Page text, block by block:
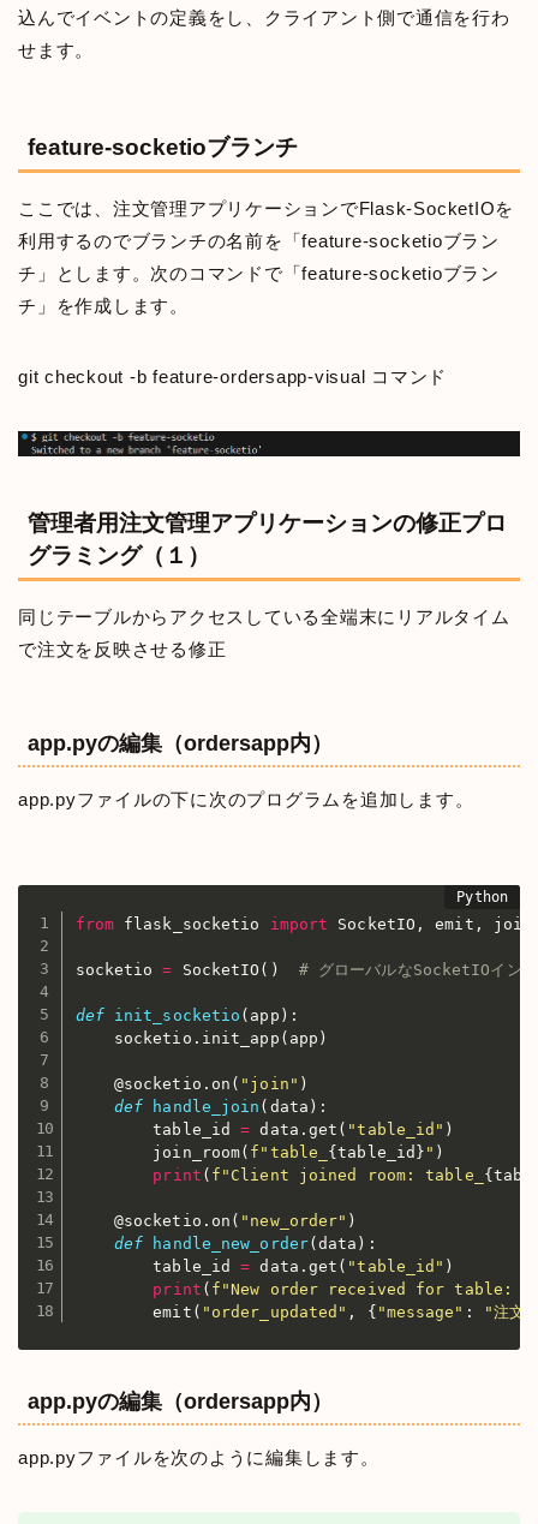
込んでイベントの定義をし、クライアント側で通信を行わ
せます。
feature-socketioブランチ
ここでは、注文管理アプリケーションでFlask-SocketIOを
利用するのでブランチの名前を「feature-socketioブラン
チ」とします。次のコマンドで「feature-socketioブラン
チ」を作成します。
git checkout -b feature-ordersapp-visual コマンド
管理者用注文管理アプリケーションの修正プロ
グラミング（１）
同じテーブルからアクセスしている全端末にリアルタイム
で注文を反映させる修正
app.pyの編集（ordersapp内）
app.pyファイルの下に次のプログラムを追加します。
from flask_socketio import SocketIO , emit ,
socketio = SocketIO ( ) # グローバルなSocketIOインス
def init_socketio ( app ) :
    socketio
. init_app ( app )
    @socketio
. on ( "join" )
def
handle_join ( data ) :
        table_id
= data . get ( "table_id" )
        join_room
( f"table_ {table_id } " )
print ( f"Client joined room: table_ {
    @socketio
. on ( "new_order" )
def
handle_new_order(data ) :
        table_id
= data . get ( "table_id" )
print ( f"New order received for table:
        emit
( "order_updated" , { "message" : "注文
app.pyの編集（ordersapp内）
app.pyファイルを次のように編集します。